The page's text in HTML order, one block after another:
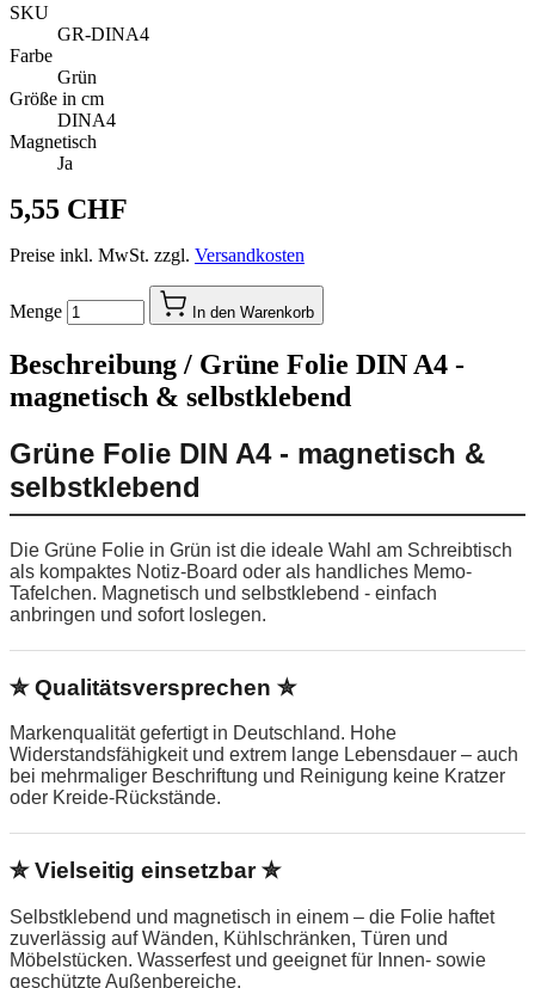
SKU
GR-DINA4
Farbe
Grün
Größe in cm
DINA4
Magnetisch
Ja
5,55 CHF
Preise inkl. MwSt. zzgl. Versandkosten
Menge In den Warenkorb
Beschreibung / Grüne Folie DIN A4 -
magnetisch & selbstklebend
Grüne Folie DIN A4 - magnetisch &
selbstklebend
Die Grüne Folie in Grün ist die ideale Wahl am Schreibtisch
als kompaktes Notiz-Board oder als handliches Memo-
Tafelchen. Magnetisch und selbstklebend - einfach
anbringen und sofort loslegen.
✮ Qualitätsversprechen ✮
Markenqualität gefertigt in Deutschland. Hohe
Widerstandsfähigkeit und extrem lange Lebensdauer – auch
bei mehrmaliger Beschriftung und Reinigung keine Kratzer
oder Kreide-Rückstände.
✮ Vielseitig einsetzbar ✮
Selbstklebend und magnetisch in einem – die Folie haftet
zuverlässig auf Wänden, Kühlschränken, Türen und
Möbelstücken. Wasserfest und geeignet für Innen- sowie
geschützte Außenbereiche.